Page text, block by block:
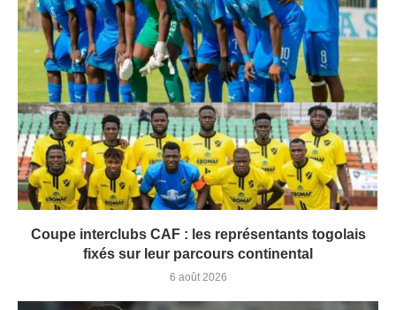
Coupe interclubs CAF : les représentants togolais
fixés sur leur parcours continental
6 août 2026